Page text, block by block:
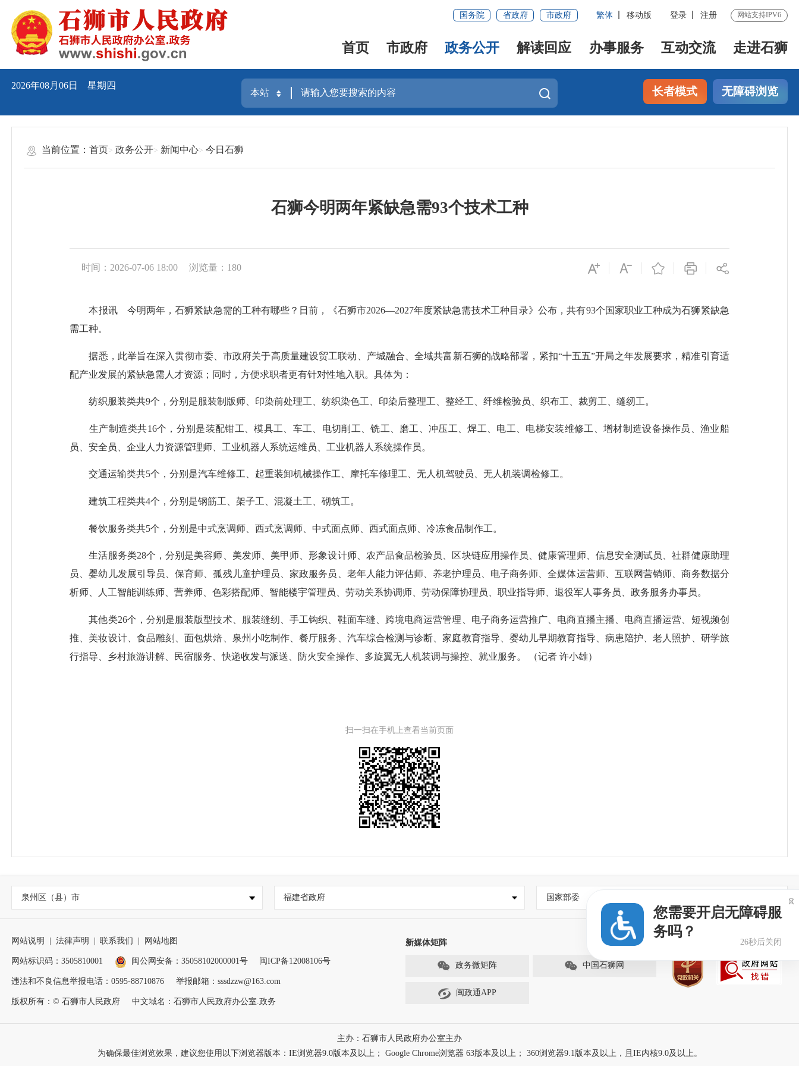
国务院 省政府 市政府 繁体 移动版 登录 注册 网站支持IPV6
首页 市政府 政务公开 解读回应 办事服务 互动交流 走进石狮
2026年08月06日 星期四 长者模式 无障碍浏览
当前位置：首页 政务公开 新闻中心 今日石狮
石狮今明两年紧缺急需93个技术工种
时间：2026-07-06 18:00 浏览量： 180
本报讯 今明两年，石狮紧缺急需的工种有哪些？日前，《石狮市2026—2027年度紧缺急需技术工种目录》公布，共有93个国家职业工种成为石狮紧缺急
需工种。
据悉，此举旨在深入贯彻市委、市政府关于高质量建设贸工联动、产城融合、全域共富新石狮的战略部署，紧扣“十五五”开局之年发展要求，精准引育适
配产业发展的紧缺急需人才资源；同时，方便求职者更有针对性地入职。具体为：
纺织服装类共9个，分别是服装制版师、印染前处理工、纺织染色工、印染后整理工、整经工、纤维检验员、织布工、裁剪工、缝纫工。
生产制造类共16个，分别是装配钳工、模具工、车工、电切削工、铣工、磨工、冲压工、焊工、电工、电梯安装维修工、增材制造设备操作员、渔业船
员、安全员、企业人力资源管理师、工业机器人系统运维员、工业机器人系统操作员。
交通运输类共5个，分别是汽车维修工、起重装卸机械操作工、摩托车修理工、无人机驾驶员、无人机装调检修工。
建筑工程类共4个，分别是钢筋工、架子工、混凝土工、砌筑工。
餐饮服务类共5个，分别是中式烹调师、西式烹调师、中式面点师、西式面点师、冷冻食品制作工。
生活服务类28个，分别是美容师、美发师、美甲师、形象设计师、农产品食品检验员、区块链应用操作员、健康管理师、信息安全测试员、社群健康助理
员、婴幼儿发展引导员、保育师、孤残儿童护理员、家政服务员、老年人能力评估师、养老护理员、电子商务师、全媒体运营师、互联网营销师、商务数据分
析师、人工智能训练师、营养师、色彩搭配师、智能楼宇管理员、劳动关系协调师、劳动保障协理员、职业指导师、退役军人事务员、政务服务办事员。
其他类26个，分别是服装版型技术、服装缝纫、手工钩织、鞋面车缝、跨境电商运营管理、电子商务运营推广、电商直播主播、电商直播运营、短视频创
推、美妆设计、食品雕刻、面包烘焙、泉州小吃制作、餐厅服务、汽车综合检测与诊断、家庭教育指导、婴幼儿早期教育指导、病患陪护、老人照护、研学旅
行指导、乡村旅游讲解、民宿服务、快递收发与派送、防火安全操作、多旋翼无人机装调与操控、就业服务。 （记者 许小雄）
扫一扫在手机上查看当前页面
泉州区（县）市 福建省政府 国家部委
网站说明 法律声明 联系我们 网站地图
网站标识码：3505810001 闽公网安备：35058102000001号 闽ICP备12008106号
违法和不良信息举报电话：0595-88710876 举报邮箱：sssdzzw@163.com
版权所有：© 石狮市人民政府 中文域名：石狮市人民政府办公室.政务
新媒体矩阵
政务微矩阵 中国石狮网
闽政通APP
主办：石狮市人民政府办公室主办
为确保最佳浏览效果，建议您使用以下浏览器版本：IE浏览器9.0版本及以上； Google Chrome浏览器 63版本及以上； 360浏览器9.1版本及以上，且IE内核9.0及以上。
您需要开启无障碍服
务吗？
25秒后关闭
